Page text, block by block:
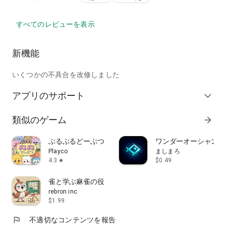
A.ぬいぐるみやフィギュア、キャラクターグッズ、食べ物な
定番の直取り、たこやきなど13種類の豊富な遊び方からもブー
スを選択できます。
『PLAY』を押すとゲーム開始。他の人がプレイ中の場合は順
番予約になります。
画面に出てくるボタンを操作すると、連動して本物のキャッチ
ャーやアームが動きます。
A.景品が獲得できるブースは120PP（およそ120円相当）か
らプレイ可能です。
・オンラインクレーンゲームは初めてですが楽しめますか？
ブースがございます。
すべてのレビューを表示
新機能
いくつかの不具合を改修しました
アプリのサポート expand_more
類似のゲーム arrow_forward
ぶるぶるどーぶつ
Playco
4.3 star
ワンダーオーシャン
ましまろ
$0.49
雀と学ぶ麻雀の役
rebron inc
$1.99
flag 不適切なコンテンツを報告